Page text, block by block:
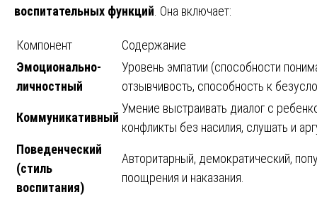
воспитательных функций . Она включает:
Компонент
Содержание
Эмоционально-
личностный
Уровень эмпатии (способности
отзывчивость, способность к
Коммуникативный
Умение выстраивать диалог с
конфликты без насилия, слушать и
Поведенческий
(стиль
воспитания)
Авторитарный, демократический,
поощрения и наказания.